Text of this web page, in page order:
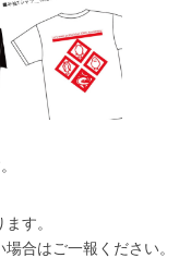
す。
合はご一報ください。